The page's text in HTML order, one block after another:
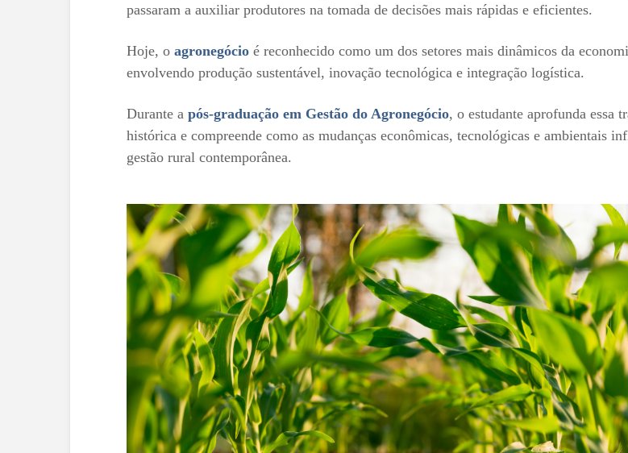
passaram a auxiliar produtores na tomada de decisões mais rápidas e eficientes.
Hoje, o agronegócio é reconhecido como um dos setores mais dinâmicos da
envolvendo produção sustentável, inovação tecnológica e integração logística.
Durante a pós-graduação em Gestão do Agronegócio, o estudante aprofunda essa
histórica e compreende como as mudanças econômicas, tecnológicas e ambientais
gestão rural contemporânea.